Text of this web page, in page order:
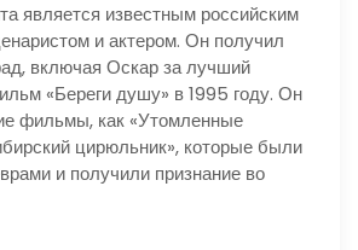
является известным российским
и актером. Он получил
включая Оскар за лучший
«Береги душу» в 1995 году. Он
фильмы, как «Утомленные
цирюльник», которые были
и получили признание во